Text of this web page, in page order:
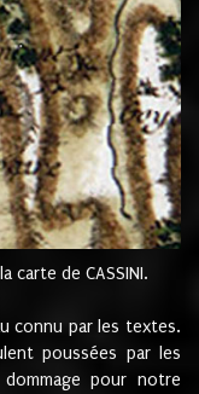
carte de CASSINI.
connu par les textes.
poussées par les
pour notre